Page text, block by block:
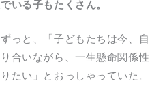
いる子もたくさん。
っと、「子どもたちは今、自
合いながら、一生懸命関係性
たい」とおっしゃっていた。